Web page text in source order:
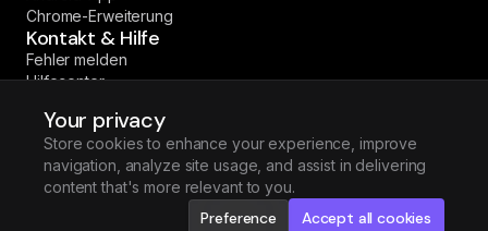
Your privacy
Store cookies to enhance your experience, improve
navigation, analyze site usage, and assist in delivering
content that's more relevant to you.
Preference Accept all cookies
Chrome-Erweiterung
Kontakt & Hilfe
Fehler melden
Hilfecenter
© 2026 Fireflies.ai Corp. Alle Rechte vorbehalten.
English · Español · Deutsch · Français · Português (BR)